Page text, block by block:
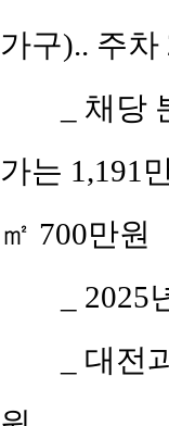
가구).. 주차
_ 채
가는 1,191
㎡ 700만원
_
_ 대